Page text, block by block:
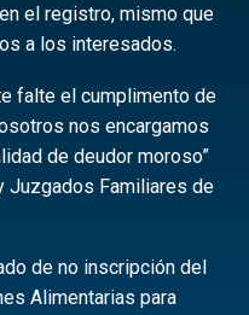
el registro, mismo que
a los interesados.
falte el cumplimento de
nos encargamos
de deudor moroso”
Juzgados Familiares de
de no inscripción del
Alimentarias para